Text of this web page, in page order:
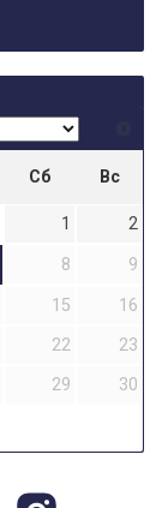
Сб Вс
1
2
8
9
15
16
22
23
29
30